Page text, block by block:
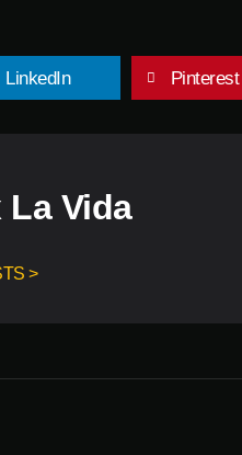
LinkedIn Pinterest
La Vida
>